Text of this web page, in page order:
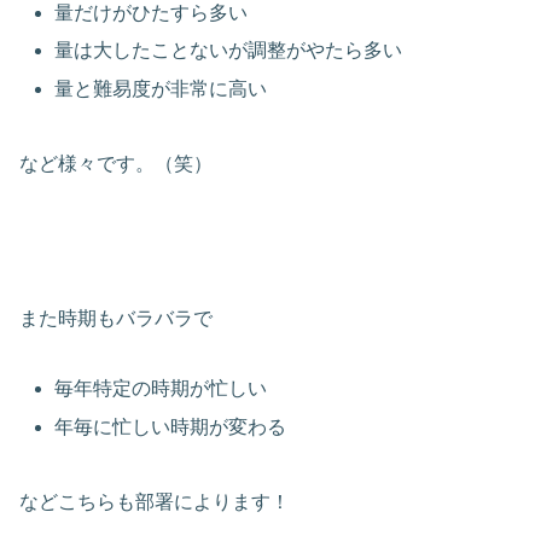
量だけがひたすら多い
量は大したことないが調整がやたら多い
量と難易度が非常に高い
など様々です。（笑）
また時期もバラバラで
毎年特定の時期が忙しい
年毎に忙しい時期が変わる
などこちらも部署によります！